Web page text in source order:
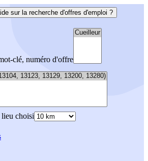
sur la recherche d'offres d'emploi ?
clé, numéro d'offre
choisi